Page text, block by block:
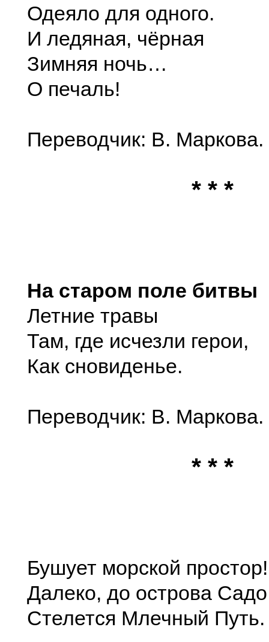
Одеяло для одного.
И ледяная, чёрная
Зимняя ночь…
О печаль!
Переводчик: В. Маркова.
* * *
На старом поле битвы
Летние травы
Там, где исчезли герои,
Как сновиденье.
Переводчик: В. Маркова.
* * *
Бушует морской простор!
Далеко, до острова
Стелется Млечный Путь.